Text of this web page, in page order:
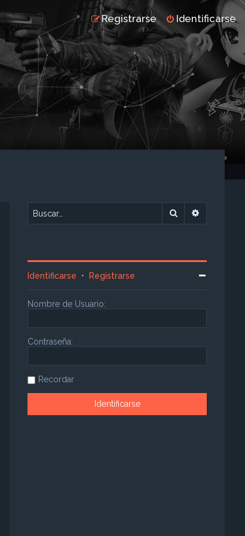
Identificarse
Registrarse
Buscar
Identificarse • Registrarse
Nombre de Usuario:
Contraseña:
Recordar